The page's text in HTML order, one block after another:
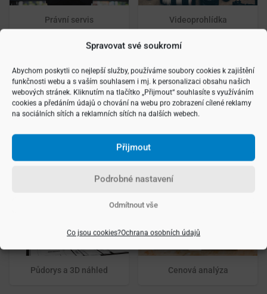
Spravovat své soukromí
Abychom poskytli co nejlepší služby, používáme soubory cookies k zajištění
funkčnosti webu a s vaším souhlasem i mj. k personalizaci obsahu našich
webových stránek. Kliknutím na tlačítko „Přijmout“ souhlasíte s využíváním
cookies a předáním údajů o chování na webu pro zobrazení cílené reklamy
na sociálních sítích a reklamních sítích na dalších webech.
Přijmout
Odmítnout vše
Podrobné nastavení
Co jsou cookies?Ochrana osobních údajů
Právní servis Videoprohlídka
Spolupráce v síti RE/MAX
Půdorys a 3D náhled Cenová analýza